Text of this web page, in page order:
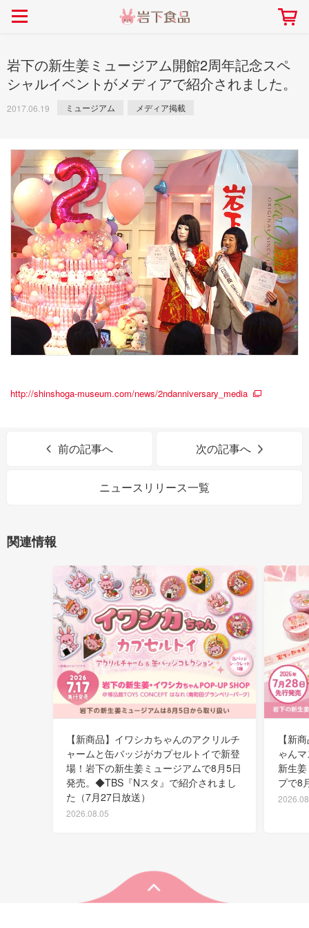
ごあいさつ 会社概要
採用情報 本社所在地
> 新商品
> イベント
> 飲食店コラボ
> ミュージアム
> イワシカちゃん
> オンラインショップ
> メディア掲載
> その他
2026」｜岩下の新生姜ミュー
ジアム
2026.07.01
> 生姜
> らっきょう
> 梅
> その他
岩下の新生姜
> らっきょうレシピ
> オリーブレシピ
きバージョン～
畑での取り組み 工場での取り組み
岩下の新生姜について 岩下のらっきょうにつ
岩下の新生姜ミュージアム
しょうがを食べてお悩
先生
岩下の新生姜万年筆インク 書く描くコンテ
スト
岩下の新生姜Sing＆
～ニュージンジャーイ
岩下の新生姜ミュージアム開館2周年記念スペ
シャルイベントがメディアで紹介されました。
2017.06.19 ミュージアム メディア掲載
http://shinshoga-museum.com/news/2ndanniversary_media
前の記事へ 次の記事へ
ニュースリリース一覧
関連情報
【新商品】イワシカちゃんのアクリルチ
ャームと缶バッジがカプセルトイで新登
場！岩下の新生姜ミュージアムで8月5日
発売。◆TBS『Nスタ』で紹介されまし
た（7月27日放送）
2026.08.05
【新
ゃん
新生
プで8